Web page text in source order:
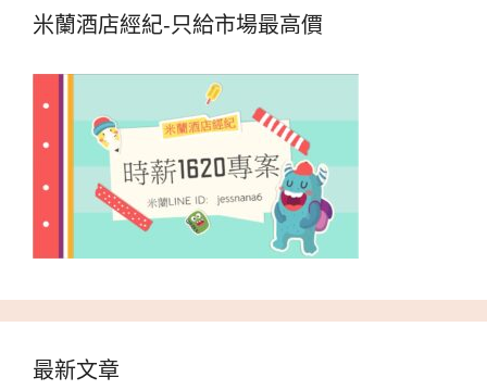
米蘭酒店經紀-只給市場最高價
最新文章